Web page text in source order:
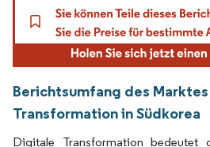
Berichtsumfang des
Transformation in Südkorea
Digitale Transformation bedeutet